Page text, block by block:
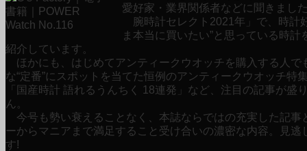
愛好家・業界関係者などに聞きまし
腕時計セレクト2021年」で、時計
ま本当に買いたい”と思っている時計
紹介しています。
ほかにも、はじめてアンティークウオッチを購入する人で
な“定番”にスポットを当てた恒例のアンティークウオッチ特
「国産時計 語れるうんちく 18連発」など、注目の記事が盛
ん。
今号も勢い衰えることなく、本誌ならではの充実した記事
ーからマニアまで満足すること受け合いの濃密な内容。見逃
す!